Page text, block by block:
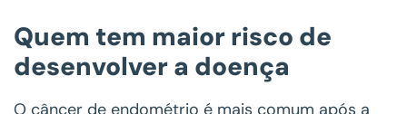
Quem tem maior risco de
desenvolver a doença
O câncer de endométrio é mais comum após a